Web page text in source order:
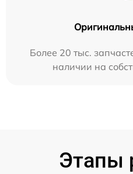
Более 20 тыс.
наличии на
Этапы